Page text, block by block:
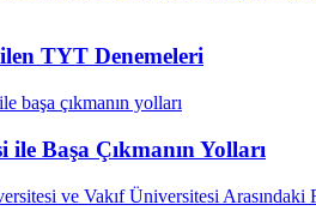
TYT Denemeleri
ile Başa Çıkmanın Yolları